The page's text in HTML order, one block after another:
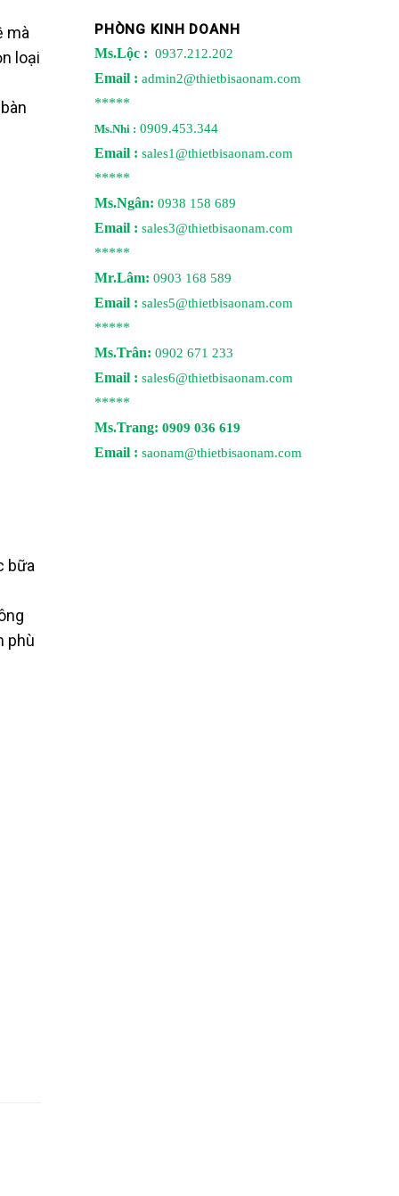
mà
loại
bữa
phù
PHÒNG KINH DOANH
Ms.Lộc : 0937.212.202
Email : admin2@thietbisaonam.com
*****
Ms.Nhi : 0909.453.344
Email : sales1@thietbisaonam.com
*****
Ms.Ngân: 0938 158 689
Email : sales3@thietbisaonam.com
*****
Mr.Lâm: 0903 168 589
Email : sales5@thietbisaonam.com
*****
Ms.Trân: 0902 671 233
Email : sales6@thietbisaonam.com
*****
Ms.Trang: 0909 036 619
Email : saonam@thietbisaonam.com